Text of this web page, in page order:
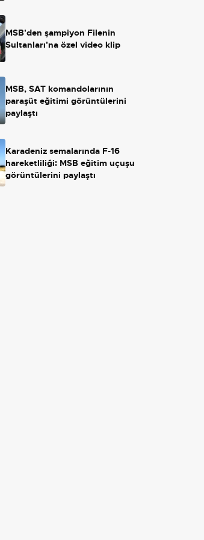
MSB'den şampiyon Filenin
Sultanları'na özel video klip
MSB, SAT komandolarının
paraşüt eğitimi görüntülerini
paylaştı
Karadeniz semalarında F-16
hareketliliği: MSB eğitim uçuşu
görüntülerini paylaştı